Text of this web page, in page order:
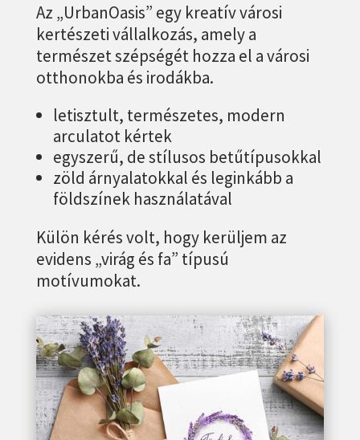
Az „UrbanOasis” egy kreatív városi
kertészeti vállalkozás, amely a
természet szépségét hozza el a városi
otthonokba és irodákba.
letisztult, természetes, modern
arculatot kértek
egyszerű, de stílusos betűtípusokkal
zöld árnyalatokkal és leginkább a
földszínek használatával
Külön kérés volt, hogy kerüljem az
evidens „virág és fa” típusú
motívumokat.